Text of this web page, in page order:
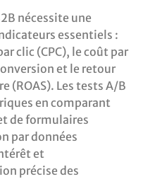
nécessite une
essentiels :
clic (CPC), le coût par
et le retour
(ROAS). Les tests A/B
en comparant
de formulaires
par données
et
précise des